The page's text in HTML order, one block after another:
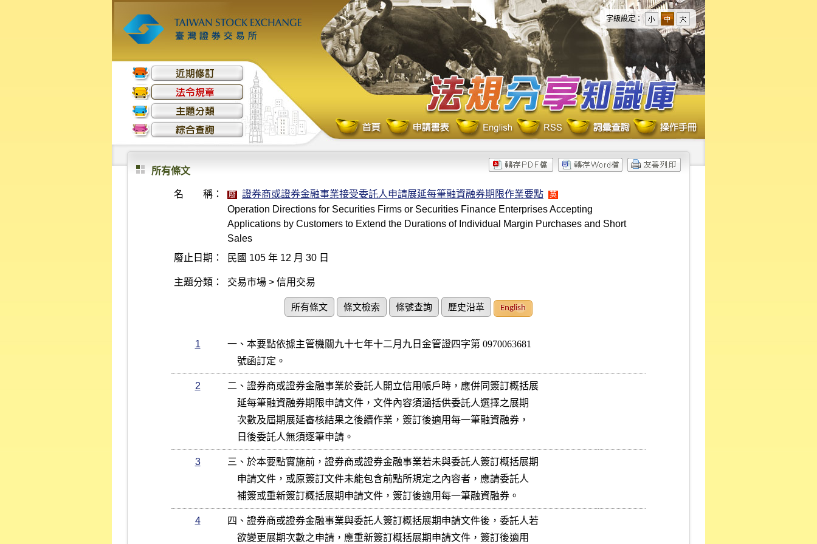
字級設定：
所有條文
名 稱： 廢 證券商或證券金融事業接受委託人申請展延每筆融資融券期限作業要點 英
Operation Directions for Securities Firms or Securities Finance Enterprises Accepting
Applications by Customers to Extend the Durations of Individual Margin Purchases and Short
Sales
廢止日期：
民國 105 年 12 月 30 日
主題分類： 交易市場 > 信用交易
所有條文 條文檢索 條號查詢 歷史沿革 English
1
一、本要點依據主管機關九十七年十二月九日金管證四字第 0970063681
    號函訂定。
2
二、證券商或證券金融事業於委託人開立信用帳戶時，應併同簽訂概括展
    日後委託人無須逐筆申請。
3
三、於本要點實施前，證券商或證券金融事業若未與委託人簽訂概括展期
    補簽或重新簽訂概括展期申請文件，簽訂後適用每一筆融資融券。
4
四、證券商或證券金融事業與委託人簽訂概括展期申請文件後，委託人若